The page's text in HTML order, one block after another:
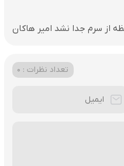
از سرم جدا نشد امیر هاکان
تعداد نظرات : 0